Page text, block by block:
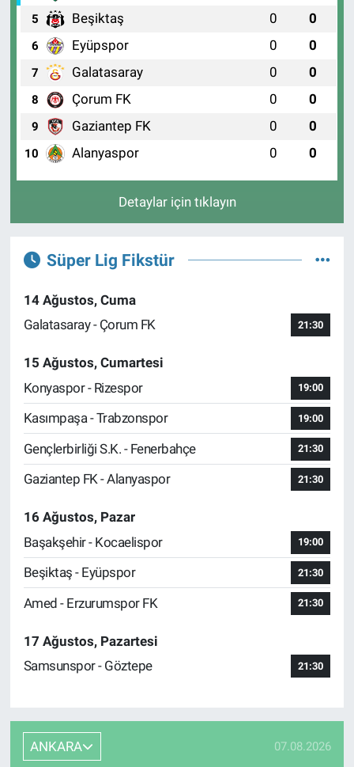
5 Beşiktaş 0 0
6 Eyüpspor 0 0
7 Galatasaray 0 0
8 Çorum FK 0 0
9 Gaziantep FK 0 0
10 Alanyaspor 0 0
Detaylar için tıklayın
Süper Lig Fikstür
14 Ağustos, Cuma
Galatasaray - Çorum FK
21:30
15 Ağustos, Cumartesi
Konyaspor - Rizespor
19:00
Kasımpaşa - Trabzonspor 19:00
Gençlerbirliği S.K. - Fenerbahçe 21:30
Gaziantep FK - Alanyaspor 21:30
16 Ağustos, Pazar
Başakşehir - Kocaelispor
19:00
Beşiktaş - Eyüpspor 21:30
Amed - Erzurumspor FK 21:30
17 Ağustos, Pazartesi
Samsunspor - Göztepe
21:30
ANKARA 07.08.2026